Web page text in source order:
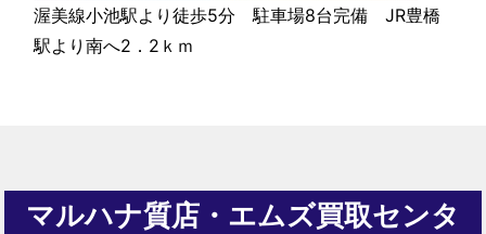
渥美線小池駅より徒歩5分 駐車場8台完備 JR豊橋
駅より南へ2．2ｋｍ
マルハナ質店・エムズ買取センタ